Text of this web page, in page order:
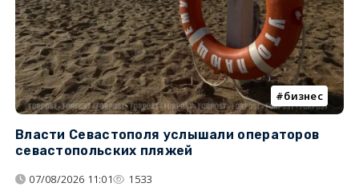
бизнес
Власти Севастополя услышали операторов
севастопольских пляжей
07/08/2026 11:01 1533